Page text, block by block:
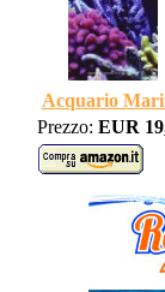
Acquario
Prezzo: EUR